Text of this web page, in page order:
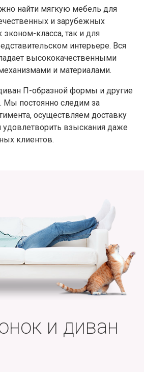
найти мягкую мебель для
и зарубежных
эконом-класса, так и для
интерьере. Вся
высококачественными
и материалами.
П-образной формы и другие
постоянно следим за
осуществляем доставку
удовлетворить взыскания даже
клиентов.
и диван